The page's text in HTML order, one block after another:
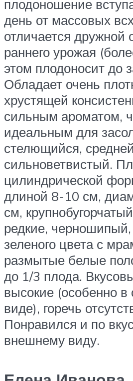
плодоношение
день от массовых
отличается дружной
раннего урожая
этом плодоносит до
Обладает очень
хрустящей
сильным ароматом,
идеальным для
стелющийся,
сильноветвистый.
цилиндрической
длиной 8-10 см,
см,
редкие,
зеленого цвета с
размытые белые
до 1/3 плода.
высокие (особенно в
виде), горечь
Понравился и по
внешнему виду.​